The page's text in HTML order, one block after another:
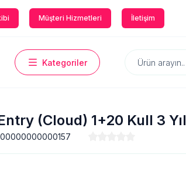
Müşteri Hizmetleri İletişim
Kategoriler
(Cloud) 1+20 Kull 3 Yıl
00000000000157